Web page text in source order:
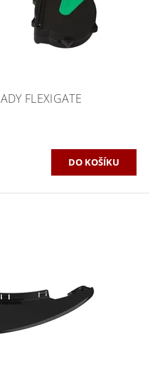
FLEXIGATE